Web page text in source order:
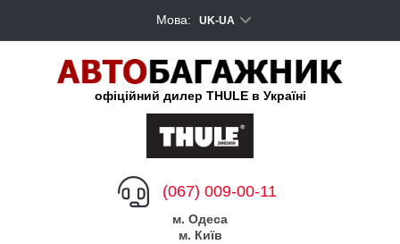
Мова: UK-UA
офіційний дилер THULE в Україні
(067) 009-00-11
м. Одеса
м. Київ